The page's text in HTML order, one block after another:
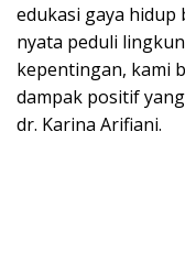
edukasi gaya
nyata peduli
kepentingan, kami
dampak positif
dr. Karina Arifiani.